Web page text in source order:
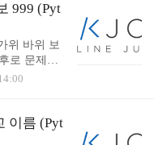
서로 어떤
토론을 하
은 프로그
수가 C++
존재하지
999 (Pyt
위 바위 보
로 문제를
일 되는 날
이겨 보자.
보 중 하
이름 (Pyt